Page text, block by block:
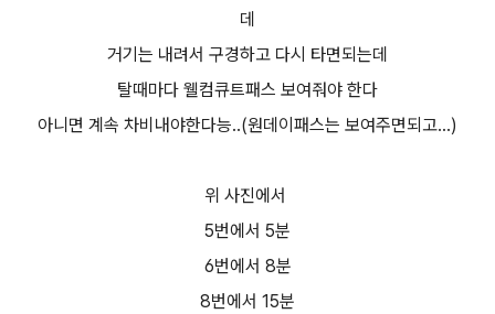
데
거기는 내려서 구경하고 다시 타면되는데
탈때마다 웰컴큐트패스 보여줘야 한다
아니면 계속 차비내야한다능..(원데이패스는 보여주면되고...)
위 사진에서
5번에서 5분
6번에서 8분
8번에서 15분